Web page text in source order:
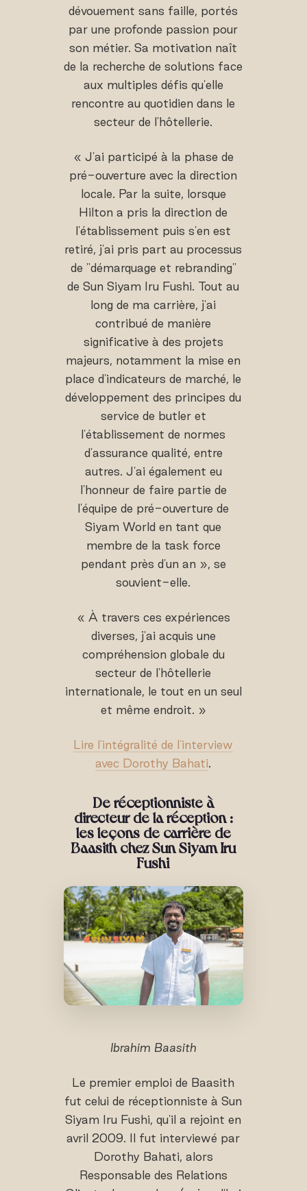
dévouement sans faille, portés
par une profonde passion pour
son métier. Sa motivation naît
de la recherche de solutions face
aux multiples défis qu'elle
rencontre au quotidien dans le
secteur de l'hôtellerie.
« J'ai participé à la phase de
pré-ouverture avec la direction
locale. Par la suite, lorsque
Hilton a pris la direction de
l'établissement puis s'en est
retiré, j'ai pris part au processus
de "démarquage et rebranding"
de Sun Siyam Iru Fushi. Tout au
long de ma carrière, j'ai
contribué de manière
significative à des projets
majeurs, notamment la mise en
place d'indicateurs de marché, le
développement des principes du
service de butler et
l'établissement de normes
d'assurance qualité, entre
autres. J'ai également eu
l'honneur de faire partie de
l'équipe de pré-ouverture de
Siyam World en tant que
membre de la task force
pendant près d'un an », se
souvient-elle.
« À travers ces expériences
diverses, j'ai acquis une
compréhension globale du
secteur de l'hôtellerie
internationale, le tout en un seul
et même endroit. »
Lire l'intégralité de l'interview
avec Dorothy Bahati.
De réceptionniste à
directeur de la réception :
les leçons de carrière de
Baasith chez Sun Siyam Iru
Fushi
Ibrahim Baasith
Le premier emploi de Baasith
fut celui de réceptionniste à Sun
Siyam Iru Fushi, qu'il a rejoint en
avril 2009. Il fut interviewé par
Dorothy Bahati, alors
Responsable des Relations